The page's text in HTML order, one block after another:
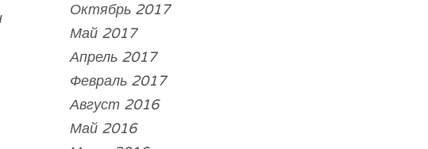
Октябрь 2017
Май 2017
Апрель 2017
Февраль 2017
Август 2016
Май 2016